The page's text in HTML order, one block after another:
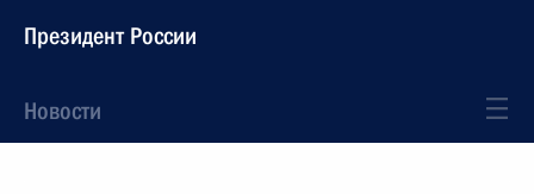
Президент России
Новости